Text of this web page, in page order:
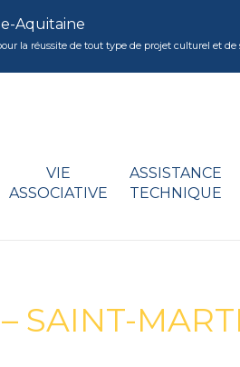
Aquitaine
la réussite de tout type de projet culturel et de
VIE
ASSOCIATIVE
ASSISTANCE
TECHNIQUE
SAINT-